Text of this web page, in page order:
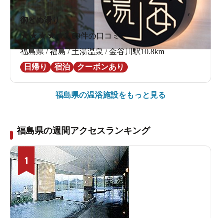
御とめ湯り
★ ★★ ★ ★ 3.89件の口コミ
福島県 / 福島 / 土湯温泉 / 金谷川駅10.8km
日帰り
宿泊 クーポンあり
福島県の温浴施設をもっと見る
福島県の週間アクセスランキング
1